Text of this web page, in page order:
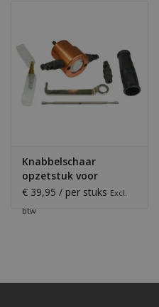
Knabbelschaar
opzetstuk voor
accuboormachine
€ 39,95 / per stuks Excl.
btw